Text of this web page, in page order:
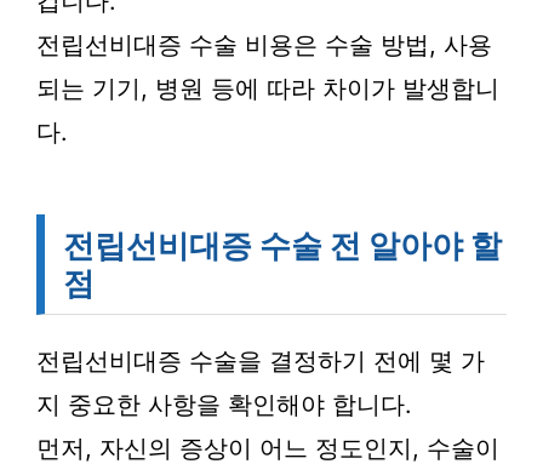
전립선비대증 수술 비용은 수술 방법, 사용
되는 기기, 병원 등에 따라 차이가 발생합니
다.
전립선비대증 수술 전 알아야 할
점
전립선비대증 수술을 결정하기 전에 몇 가
지 중요한 사항을 확인해야 합니다.
먼저, 자신의 증상이 어느 정도인지, 수술이